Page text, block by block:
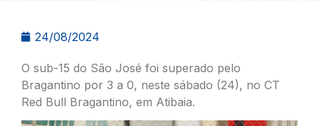
24/08/2024
O sub-15 do São José foi superado pelo
Bragantino por 3 a 0, neste sábado (24), no CT
Red Bull Bragantino, em Atibaia.